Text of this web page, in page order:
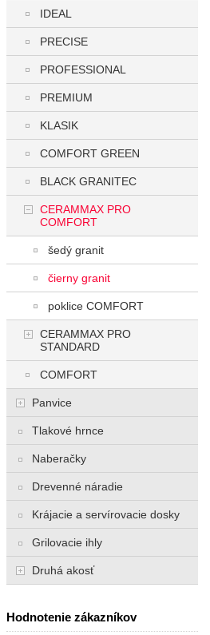
IDEAL
PRECISE
PROFESSIONAL
PREMIUM
KLASIK
COMFORT GREEN
BLACK GRANITEC
CERAMMAX PRO
COMFORT
šedý granit
čierny granit
poklice COMFORT
CERAMMAX PRO
STANDARD
COMFORT
Panvice
Tlakové hrnce
Naberačky
Drevenné náradie
Krájacie a servírovacie dosky
Grilovacie ihly
Druhá akosť
Hodnotenie zákazníkov